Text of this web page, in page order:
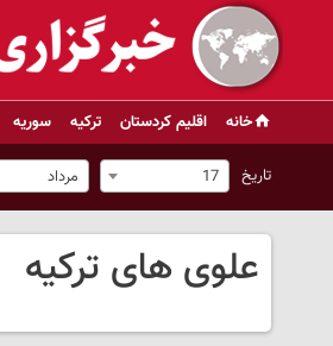
خانه اقلیم کردستان ترکیه سوریه
تاریخ 17 مرداد
علوی های ترکیه